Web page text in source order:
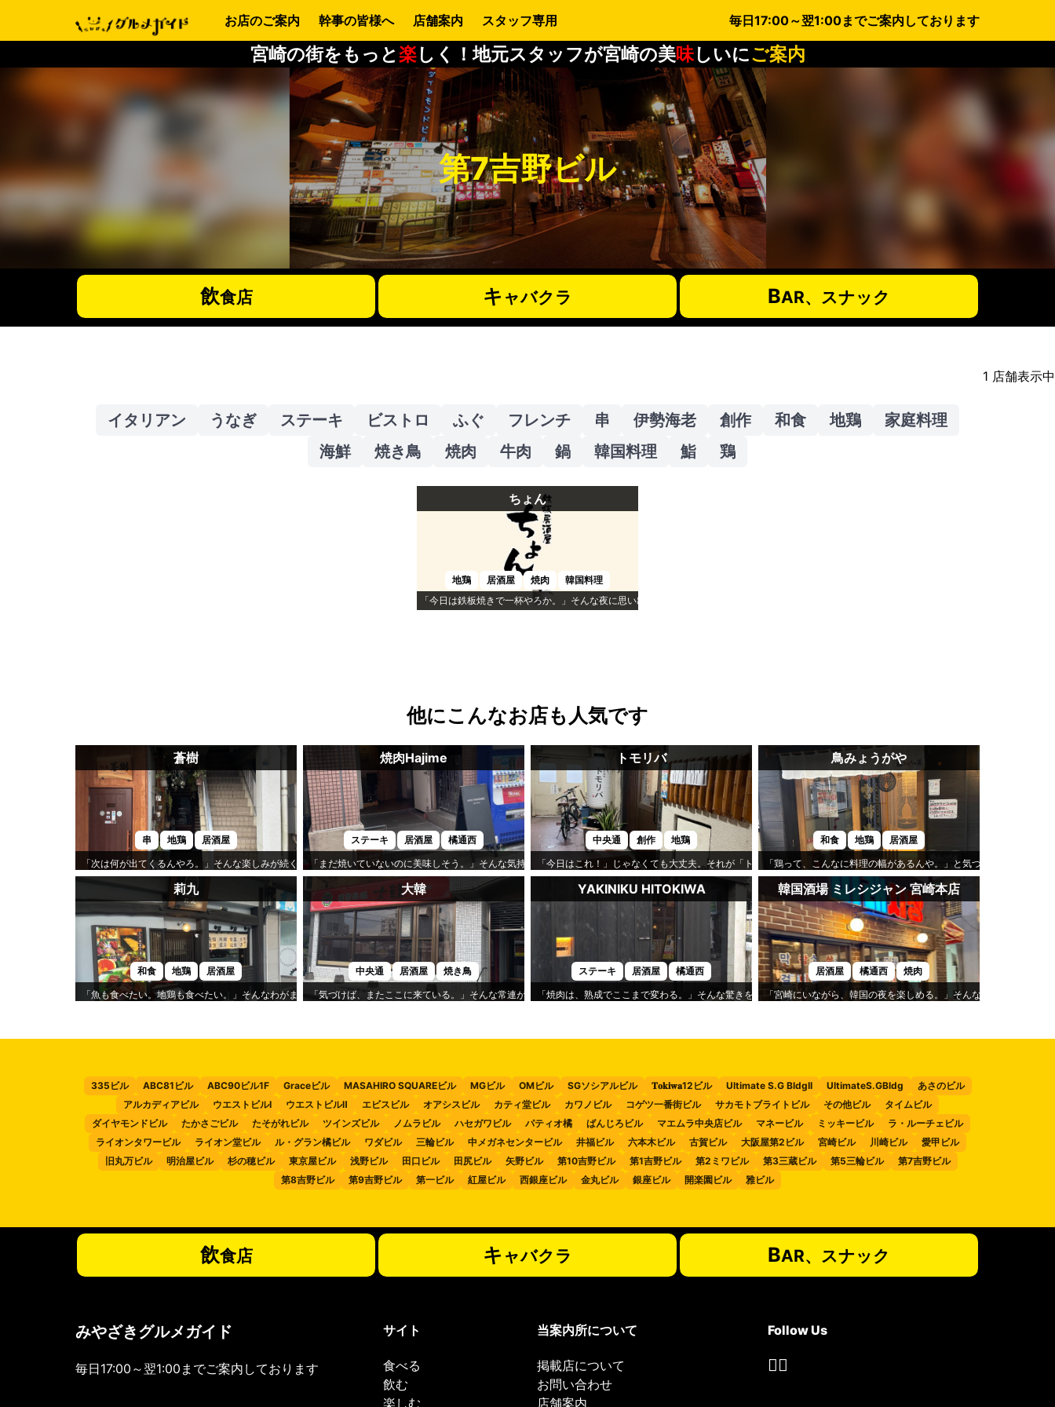
お店のご案内 幹事の皆様へ 店舗案内 スタッフ専用 毎日17:00～翌1:00までご案内しております
宮崎の街をもっと楽しく！地元スタッフが宮崎の美味しいにご案内
第7吉野ビル
飲食店 キ ャバクラ BAR、スナック
1 店舗表示中
イタリアン うなぎ ステーキ ビストロ ふぐ フレンチ 串 伊勢海老 創作 和食 地鶏
家庭料理
海鮮
焼き鳥 焼肉 牛肉 鍋 韓国料理 鮨 鶏
ちょん
地鶏 居酒屋 焼肉
韓国料理
「今日は鉄板焼きで一杯やろか。」そんな夜に思い出すのが「ちょん」です。
他にこんなお店も人気です
蒼樹
串 地鶏
居酒屋
「次は何が出てくるんやろ。」そんな楽しみが続くのが「蒼樹」です。
焼肉Hajime
ステーキ 居酒屋
橘通西
「まだ焼いていないのに美味しそう。」そんな気持ちになるのが「焼肉Hajime」です。
トモリバ
中央通 創作
地鶏
「今日はこれ！」じゃなくても大丈夫。それが「トモリバ」の心地よさです。
鳥みょうがや
和食 地鶏
居酒屋
「鶏って、こんなに料理の幅があるんや。」と気づかせてくれるの
莉九
和食 地鶏
居酒屋
「魚も食べたい。地鶏も食べたい。」そんなわがままを叶えてくれるのが「莉九」です。
大韓
中央通 居酒屋
焼き鳥
「気づけば、またここに来ている。」そんな常連が多いのが「大韓」です。
YAKINIKU HITOKIWA
ステーキ 居酒屋
橘通西
「焼肉は、熟成でここまで変わる。」そんな驚きを味わえるのが「YAKINIKU HITOKIWA」です。
韓国酒場 ミレシジャン 宮崎本店
居酒屋 橘通西
焼肉
「宮崎にいながら、韓国の夜を楽しめる。」そんな気分になれる
335ビル ABC81ビル ABC90ビル1F Graceビル MASAHIRO SQUAREビル MGビル OMビル SGソシアルビル 𝐓𝐨𝐤𝐢𝐰𝐚12ビル Ultimate S.G BldgII UltimateS.GBldg
あさのビル
アルカディアビル
ウエストビルⅠ ウエストビルⅡ エビスビル オアシスビル カティ堂ビル カワノビル コゲツ一番街ビル サカモトブライトビル その他ビル
タイムビル
ダイヤモンドビル
たかさごビル たそがれビル ツインズビル ノムラビル ハセガワビル パティオ橘 ばんじろビル マエムラ中央店ビル マネービル ミッキービル
ラ・ルーチェビル
ライオンタワービル
ライオン堂ビル ル・グラン橘ビル ワダビル 三輪ビル 中メガネセンタービル 井福ビル 六本木ビル 古賀ビル 大阪屋第2ビル 宮崎ビル 川崎ビル
愛甲ビル
旧丸万ビル
明治屋ビル 杉の穂ビル 東京屋ビル 浅野ビル 田口ビル 田尻ビル 矢野ビル 第10吉野ビル 第1吉野ビル 第2ミワビル 第3三蔵ビル 第5三輪ビル
第7吉野ビル
第8吉野ビル
第9吉野ビル 第一ビル 紅屋ビル 西銀座ビル 金丸ビル 銀座ビル 開楽園ビル 雅ビル
飲食店 キ ャバクラ BAR、スナック
みやざきグルメガイド
毎日17:00～翌1:00までご案内しております
サイト
食べる
飲む
楽しむ
当案内所について
掲載店について
お問い合わせ
店舗案内
Follow Us